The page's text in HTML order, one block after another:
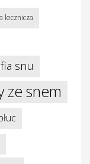
lecznicza
snu
ze snem